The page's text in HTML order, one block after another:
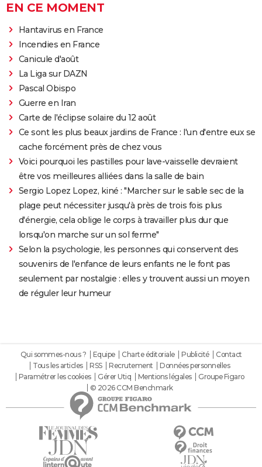
EN CE MOMENT
Hantavirus en France
Incendies en France
Canicule d'août
La Liga sur DAZN
Pascal Obispo
Guerre en Iran
Carte de l'éclipse solaire du 12 août
Ce sont les plus beaux jardins de France : l'un d'entre eux se
cache forcément près de chez vous
Voici pourquoi les pastilles pour lave-vaisselle devraient
être vos meilleures alliées dans la salle de bain
Sergio Lopez Lopez, kiné : "Marcher sur le sable sec de la
plage peut nécessiter jusqu'à près de trois fois plus
d'énergie, cela oblige le corps à travailler plus dur que
lorsqu'on marche sur un sol ferme"
Selon la psychologie, les personnes qui conservent des
souvenirs de l'enfance de leurs enfants ne le font pas
seulement par nostalgie : elles y trouvent aussi un moyen
de réguler leur humeur
Qui sommes-nous ? Equipe Charte éditoriale Publicité
Contact
Tous les articles
RSS Recrutement
Données personnelles
Paramétrer les cookies
Gérer Utiq Mentions légales
Groupe Figaro
© 2026 CCM Benchmark